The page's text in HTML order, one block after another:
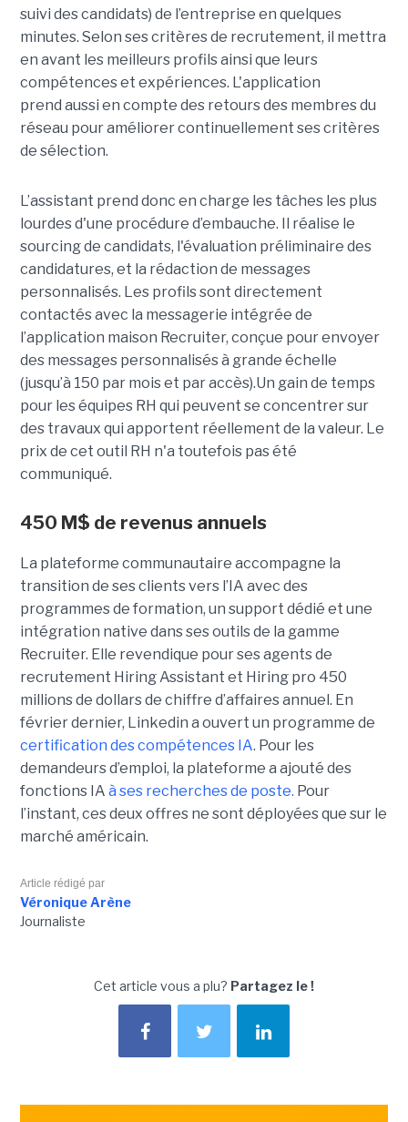
suivi des candidats) de l’entreprise en quelques
minutes. Selon ses critères de recrutement, il mettra
en avant les meilleurs profils ainsi que leurs
compétences et expériences. L'application
prend aussi en compte des retours des membres du
réseau pour améliorer continuellement ses critères
de sélection.
L’assistant prend donc en charge les tâches les plus
lourdes d'une procédure d’embauche. Il réalise le
sourcing de candidats, l'évaluation préliminaire des
candidatures, et la rédaction de messages
personnalisés. Les profils sont directement
contactés avec la messagerie intégrée de
l’application maison Recruiter, conçue pour envoyer
des messages personnalisés à grande échelle
(jusqu’à 150 par mois et par accès).Un gain de temps
pour les équipes RH qui peuvent se concentrer sur
des travaux qui apportent réellement de la valeur. Le
prix de cet outil RH n'a toutefois pas été
communiqué.
450 M$ de revenus annuels
La plateforme communautaire accompagne la
transition de ses clients vers l’IA avec des
programmes de formation, un support dédié et une
intégration native dans ses outils de la gamme
Recruiter. Elle revendique pour ses agents de
recrutement Hiring Assistant et Hiring pro 450
millions de dollars de chiffre d’affaires annuel. En
février dernier, Linkedin a ouvert un programme de
certification des compétences IA. Pour les
demandeurs d’emploi, la plateforme a ajouté des
fonctions IA à ses recherches de poste. Pour
l’instant, ces deux offres ne sont déployées que sur le
marché américain.
Article rédigé par
Véronique Arène
Journaliste
Cet article vous a plu? Partagez le !